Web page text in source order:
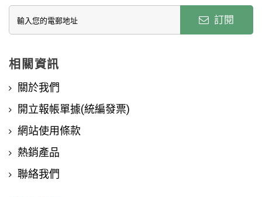
訂閱
相關資訊
關於我們
開立報帳單據(統編發票)
網站使用條款
熱銷產品
聯絡我們